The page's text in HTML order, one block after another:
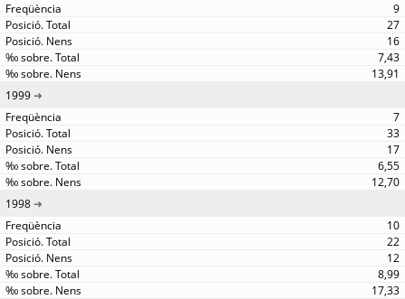
9
27
16
7,43
13,91
1999
7
33
17
6,55
12,70
1998
10
22
12
8,99
17,33